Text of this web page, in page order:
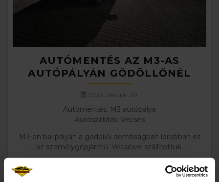
AUTÓMENTÉS AZ M3-AS
AUTÓPÁLYÁN GÖDÖLLŐNÉL
2025. Január 30.
Autómentés: M3 autópálya
Autószállítás: Vecsés
M3-on bal pályán a gödöllői dombságban lerobban es
az személygépjármű. Vecsésre szállítottuk.